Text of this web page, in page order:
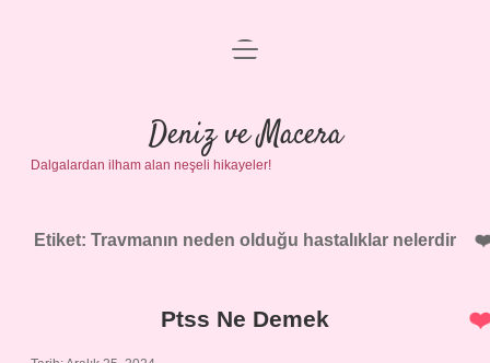
Anasayfa
Gizlilik Politikası
Yasal Uyarı
menüyü
Deniz ve Macera
Dalgalardan ilham alan neşeli hikayeler!
Etiket: Travmanın neden olduğu hastalıklar nelerdir
Ptss Ne Demek